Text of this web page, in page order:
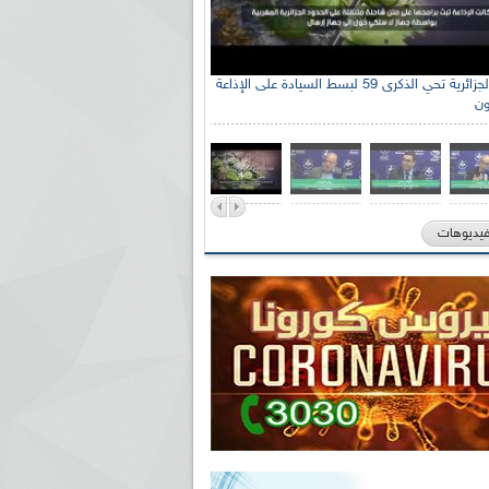
الإذاعة الجزائرية تحي الذكرى 59 لبسط السيادة على الإذاعة